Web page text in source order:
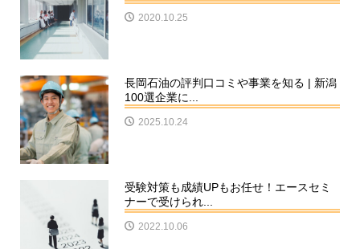
2020.10.25
長岡石油の評判口コミや事業を知る | 新潟
100選企業に...
2025.10.24
受験対策も成績UPもお任せ！エースセミ
ナーで受けられ...
2022.10.06